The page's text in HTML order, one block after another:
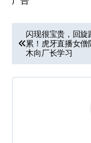
章
导
航
闪现很宝贵，回旋
累！虎牙直播女僧
木向厂长学习